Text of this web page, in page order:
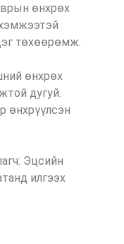
өнхрөх
төхөөрөмж.
өнхрөх
дугуй.
өнхрүүлсэн
Эцсийн
илгээх